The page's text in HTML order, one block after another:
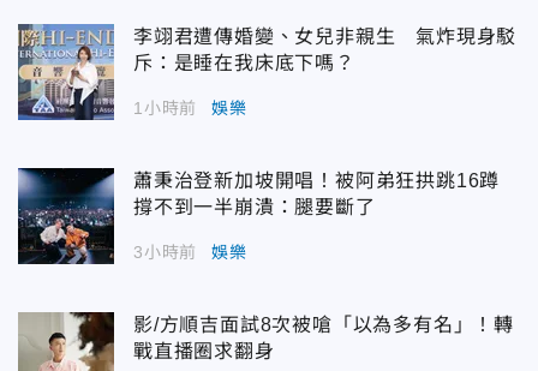
李翊君遭傳婚變、女兒非親生 氣炸現身駁
斥：是睡在我床底下嗎？
1小時前 娛樂
蕭秉治登新加坡開唱！被阿弟狂拱跳16蹲
撐不到一半崩潰：腿要斷了
3小時前 娛樂
影/方順吉面試8次被嗆「以為多有名」！轉
戰直播圈求翻身